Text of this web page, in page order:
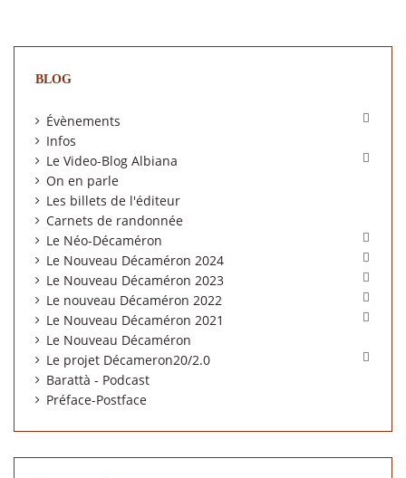
BLOG
Évènements 
Infos
Le Video-Blog Albiana

On en parle
Les billets de l'éditeur
Carnets de randonnée
Le Néo-Décaméron

Le Nouveau Décaméron 2024 
Le Nouveau Décaméron 2023 
Le nouveau Décaméron 2022 
Le Nouveau Décaméron 2021 
Le Nouveau Décaméron
Le projet Décameron20/2.0

Barattà - Podcast
Préface-Postface